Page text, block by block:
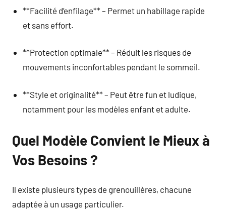
**Facilité d’enfilage** – Permet un habillage rapide
et sans effort.
**Protection optimale** – Réduit les risques de
mouvements inconfortables pendant le sommeil.
**Style et originalité** – Peut être fun et ludique,
notamment pour les modèles enfant et adulte.
Quel Modèle Convient le Mieux à
Vos Besoins ?
Il existe plusieurs types de grenouillères, chacune
adaptée à un usage particulier.